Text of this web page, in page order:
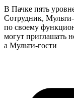
В Пачке пять
Сотрудник,
по своему
могут приглашать
а Мульти-гости